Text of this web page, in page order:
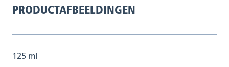
PRODUCTAFBEELDINGEN
125 ml